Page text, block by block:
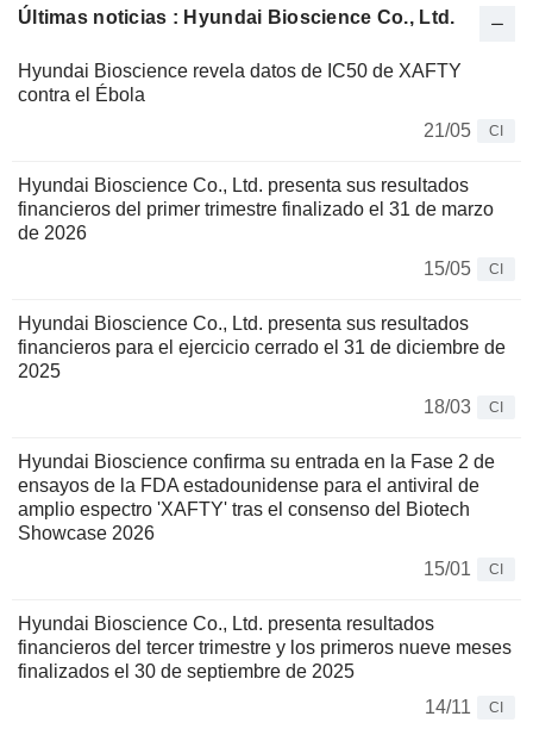
Últimas noticias : Hyundai Bioscience Co., Ltd.
Hyundai Bioscience revela datos de IC50 de XAFTY
contra el Ébola
21/05
CI
Hyundai Bioscience Co., Ltd. presenta sus resultados
financieros del primer trimestre finalizado el 31 de marzo
de 2026
15/05
CI
Hyundai Bioscience Co., Ltd. presenta sus resultados
financieros para el ejercicio cerrado el 31 de diciembre de
2025
18/03
CI
Hyundai Bioscience confirma su entrada en la Fase 2 de
ensayos de la FDA estadounidense para el antiviral de
amplio espectro 'XAFTY' tras el consenso del Biotech
Showcase 2026
15/01
CI
Hyundai Bioscience Co., Ltd. presenta resultados
financieros del tercer trimestre y los primeros nueve meses
finalizados el 30 de septiembre de 2025
14/11
CI